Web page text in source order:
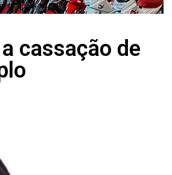
cassação de